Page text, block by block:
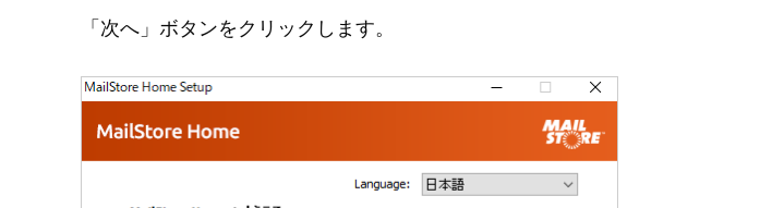
「次へ」ボタンをクリックします。